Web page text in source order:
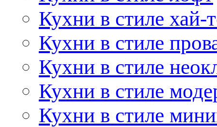
Кухни в стиле хай-
Кухни в стиле
Кухни в стиле
Кухни в стиле
Кухни в стиле